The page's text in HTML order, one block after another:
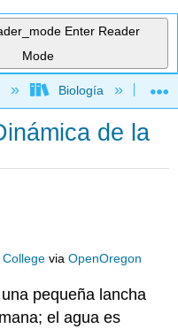
Enter Reader
Mode
global
Biología
de la
viaOpenOregon
pequeña lancha
el agua es